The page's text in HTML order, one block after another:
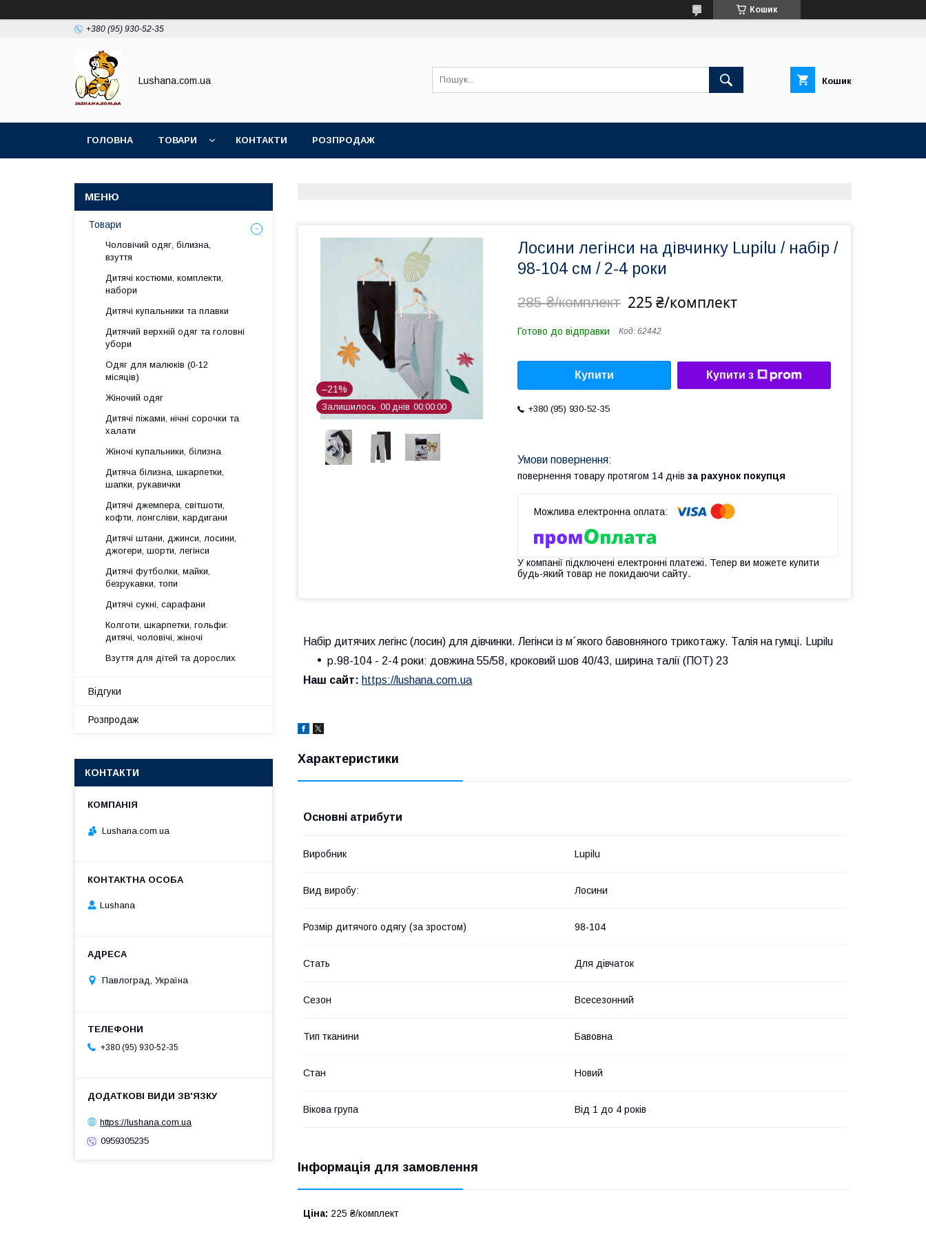
Кошик
+380 (95) 930-52-35
Lushana.com.ua Кошик
ГОЛОВНА ТОВАРИ КОНТАКТИ РОЗПРОДАЖ
–21%
Залишилось 00 днів 00 00 00
Лосини легінси на дівчинку Lupilu / набір /
98-104 см / 2-4 роки
285 ₴/комплект 225 ₴/комплект
Готово до відправки Код: 62442
Купити Купити з
+380 (95) 930-52-35
повернення товару протягом 14 днів за рахунок покупця
У компанії підключені електронні платежі. Тепер ви можете купити
будь-який товар не покидаючи сайту.
Набір дитячих легінс (лосин) для дівчинки. Легінси із м´якого бавовняного трикотажу. Талія на гумці. Lupilu
р.98-104 - 2-4 роки: довжина 55/58, кроковий шов 40/43, ширина талії (ПОТ) 23
Наш сайт: https://lushana.com.ua
Характеристики
Основні атрибути
Виробник Lupilu
Вид виробу: Лосини
Розмір дитячого одягу (за зростом) 98-104
Стать Для дівчаток
Сезон Всесезонний
Тип тканини Бавовна
Стан Новий
Вікова група Від 1 до 4 років
Інформація для замовлення
Ціна: 225 ₴/комплект
Товари
Чоловічий одяг, білизна,
взуття
Дитячі костюми, комплекти,
набори
Дитячі купальники та плавки
Дитячий верхній одяг та головні
убори
Одяг для малюків (0-12
місяців)
Жіночий одяг
Дитячі піжами, нічні сорочки та
халати
Жіночі купальники, білизна
Дитяча білизна, шкарпетки,
шапки, рукавички
Дитячі джемпера, світшоти,
кофти, лонгсліви, кардигани
Дитячі штани, джинси, лосини,
джогери, шорти, легінси
Дитячі футболки, майки,
безрукавки, топи
Дитячі сукні, сарафани
Колготи, шкарпетки, гольфи:
дитячі, чоловічі, жіночі
Взуття для дітей та дорослих
Відгуки
Розпродаж
КОНТАКТИ
Lushana.com.ua
Lushana
Павлоград, Україна
+380 (95) 930-52-35
https://lushana.com.ua
0959305235